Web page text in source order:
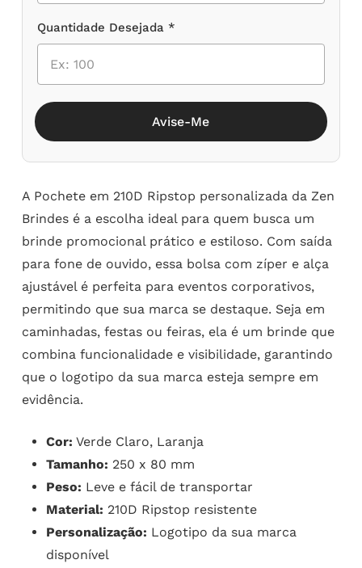
Quantidade Desejada *
Avise-Me
A Pochete em 210D Ripstop personalizada da Zen
Brindes é a escolha ideal para quem busca um
brinde promocional prático e estiloso. Com saída
para fone de ouvido, essa bolsa com zíper e alça
ajustável é perfeita para eventos corporativos,
permitindo que sua marca se destaque. Seja em
caminhadas, festas ou feiras, ela é um brinde que
combina funcionalidade e visibilidade, garantindo
que o logotipo da sua marca esteja sempre em
evidência.
Cor: Verde Claro, Laranja
Tamanho: 250 x 80 mm
Peso: Leve e fácil de transportar
Material: 210D Ripstop resistente
Personalização: Logotipo da sua marca
disponível